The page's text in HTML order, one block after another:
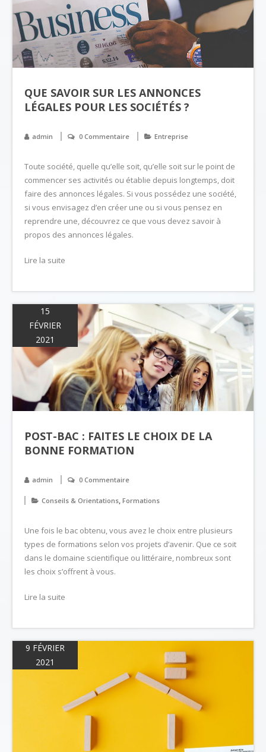
QUE SAVOIR SUR LES ANNONCES
LÉGALES POUR LES SOCIÉTÉS ?
admin 0 Commentaire Entreprise
Toute société, quelle qu’elle soit, qu’elle soit sur le point de
commencer ses activités ou établie depuis longtemps, doit
faire des annonces légales. Si vous possédez une société,
si vous envisagez d’en créer une ou si vous pensez en
reprendre une, découvrez ce que vous devez savoir à
propos des annonces légales.
Lire la suite
15
FÉVRIER
2021
POST-BAC : FAITES LE CHOIX DE LA
BONNE FORMATION
admin 0 Commentaire
Conseils & Orientations, Formations
Une fois le bac obtenu, vous avez le choix entre plusieurs
types de formations selon vos projets d’avenir. Que ce soit
dans le domaine scientifique ou littéraire, nombreux sont
les choix s’offrent à vous.
Lire la suite
9 FÉVRIER
2021